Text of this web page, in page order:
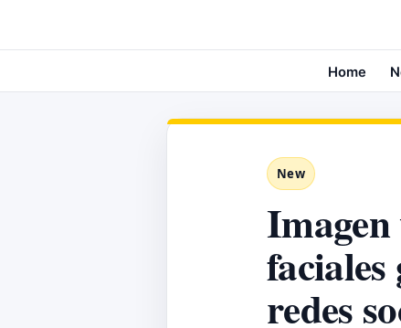
Home
New
Imagen
faciales
redes